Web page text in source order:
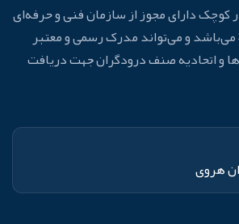
دارای مجوز از سازمان فنی و حرفه‌ای
کشور با شماره 34509 می‌باشد و می‌تواند مدرک رسمی و معتبر
و اتحادیه صنف درودگران جهت دریافت
هروی